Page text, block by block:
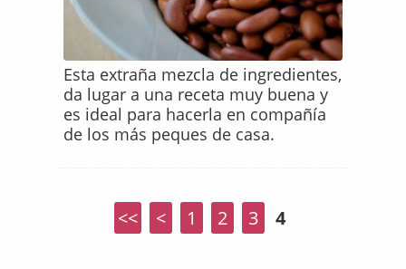
Esta extraña mezcla de ingredientes,
da lugar a una receta muy buena y
es ideal para hacerla en compañía
de los más peques de casa.
<< < 1 2 3 4